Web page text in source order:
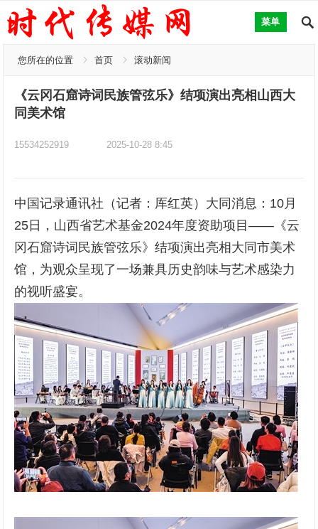
菜单
您所在的位置 首页 滚动新闻
《云冈石窟诗词民族管弦乐》结项演出亮相山西大
同美术馆
15534252919 2025-10-28 8:45
中国记录通讯社（记者：厍红英）大同消息：10月
25日，山西省艺术基金2024年度资助项目——《云
冈石窟诗词民族管弦乐》结项演出亮相大同市美术
馆，为观众呈现了一场兼具历史韵味与艺术感染力
的视听盛宴。